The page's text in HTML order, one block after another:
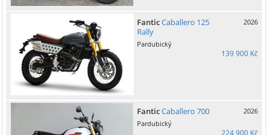
FanticCaballero 125
Rally
2026
Pardubický
139 900 Kč
FanticCaballero 700
2026
Pardubický
224 900 Kč